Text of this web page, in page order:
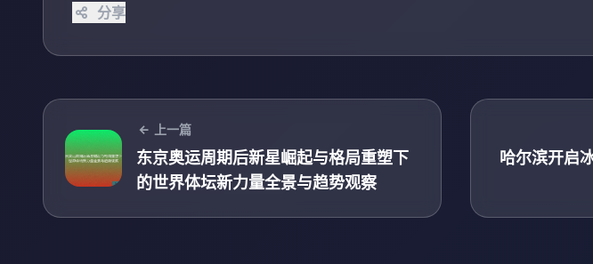
分享
上一篇
东京奥运周期后新星崛起与格局重塑下
的世界体坛新力量全景与趋势观察
哈尔滨开启